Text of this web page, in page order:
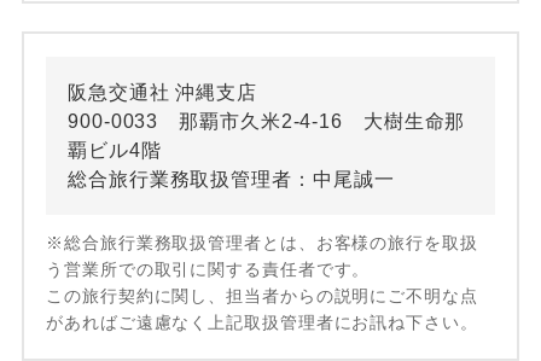
阪急交通社 沖縄支店
900-0033 那覇市久米2-4-16 大樹生命那
覇ビル4階
総合旅行業務取扱管理者：中尾誠一
※総合旅行業務取扱管理者とは、お客様の旅行を取扱
う営業所での取引に関する責任者です。
この旅行契約に関し、担当者からの説明にご不明な点
があればご遠慮なく上記取扱管理者にお訊ね下さい。